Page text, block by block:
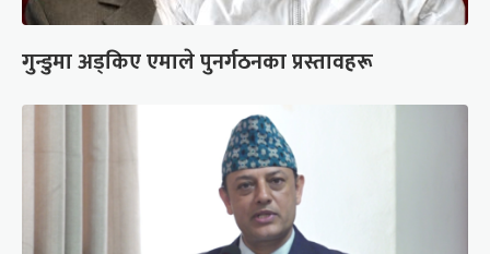
गुन्डुमा अड्किए एमाले पुनर्गठनका प्रस्तावहरू